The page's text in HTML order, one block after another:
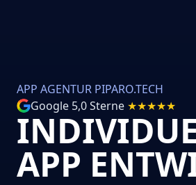
APP AGENTUR PIPARO.TECH
Google 5,0 Sterne ★★★★★
APP